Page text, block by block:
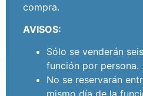
compra.
AVISOS:
Sólo se venderán
función por persona.
No se reservarán